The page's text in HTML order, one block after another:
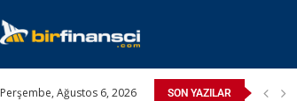
Perşembe, Ağustos 6, 2026 SON YAZILAR